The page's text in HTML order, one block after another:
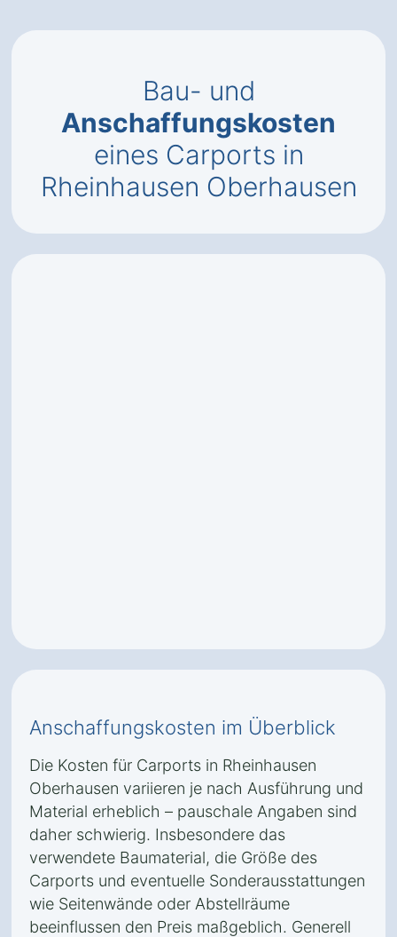
Bau- und
Anschaffungskosten
eines Carports in
Rheinhausen Oberhausen
Anschaffungskosten im Überblick
Die Kosten für Carports in Rheinhausen
Oberhausen variieren je nach Ausführung und
Material erheblich – pauschale Angaben sind
daher schwierig. Insbesondere das
verwendete Baumaterial, die Größe des
Carports und eventuelle Sonderausstattungen
wie Seitenwände oder Abstellräume
beeinflussen den Preis maßgeblich. Generell